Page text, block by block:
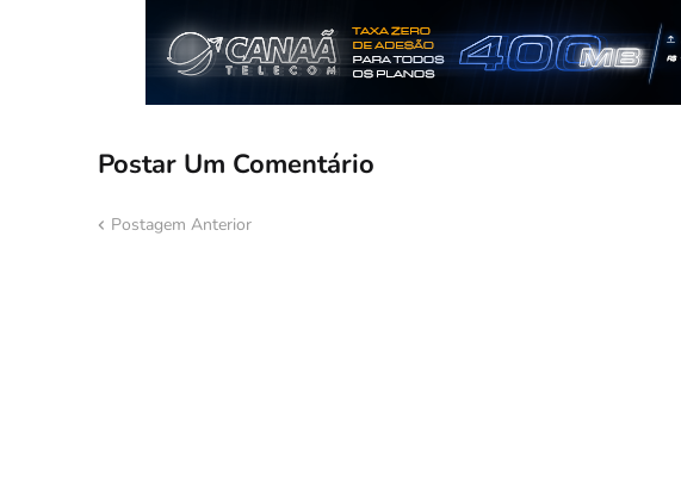
Postar Um Comentário
Postagem Anterior